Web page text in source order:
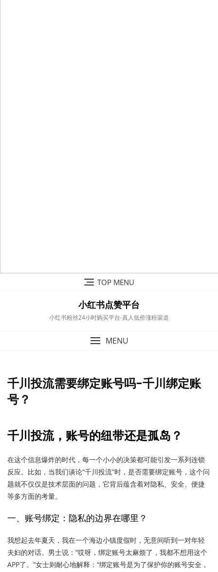
TOP MENU
小红书点赞平台
小红书粉丝24小时购买平台-真人低价涨粉渠道
MENU
千川投流需要绑定账号吗-千川绑定账
号？
千川投流，账号的纽带还是孤岛？
在这个信息爆炸的时代，每一个小小的决策都可能引发一系列连锁
反应。比如，当我们谈论“千川投流”时，是否需要绑定账号，这个问
题就不仅仅是技术层面的问题，它背后蕴含着对隐私、安全、便捷
等多方面的考量。
一、账号绑定：隐私的边界在哪里？
我想起去年夏天，我在一个海边小镇度假时，无意间听到一对年轻
夫妇的对话。男士说：“哎呀，绑定账号太麻烦了，我都不想用这个
APP了。”女士则耐心地解释：“绑定账号是为了保护你的账号安全，